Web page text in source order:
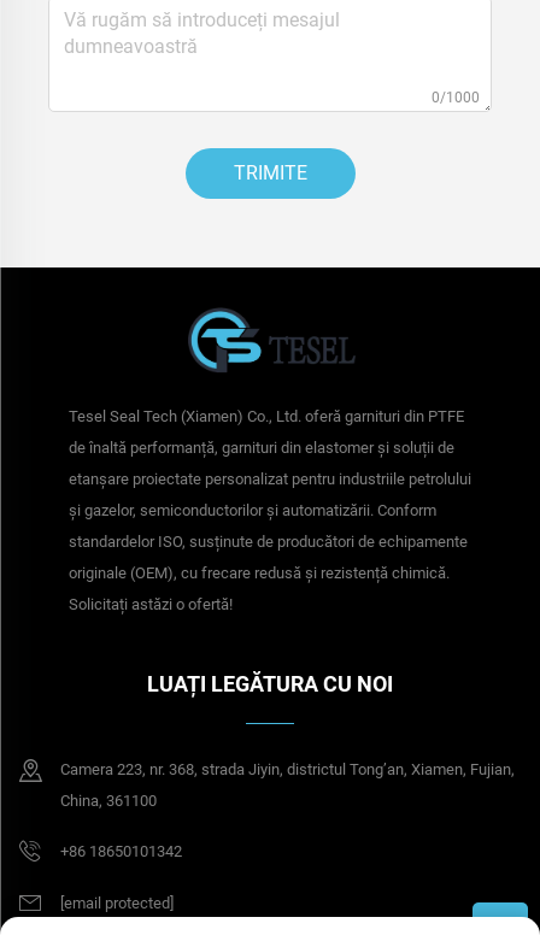
0/1000
TRIMITE
Tesel Seal Tech (Xiamen) Co., Ltd. oferă garnituri din PTFE
de înaltă performanță, garnituri din elastomer și soluții de
etanșare proiectate personalizat pentru industriile petrolului
și gazelor, semiconductorilor și automatizării. Conform
standardelor ISO, susținute de producători de echipamente
originale (OEM), cu frecare redusă și rezistență chimică.
Solicitați astăzi o ofertă!
LUAȚI LEGĂTURA CU NOI
Camera 223, nr. 368, strada Jiyin, districtul Tong’an, Xiamen, Fujian,
China, 361100
+86 18650101342
[email protected]